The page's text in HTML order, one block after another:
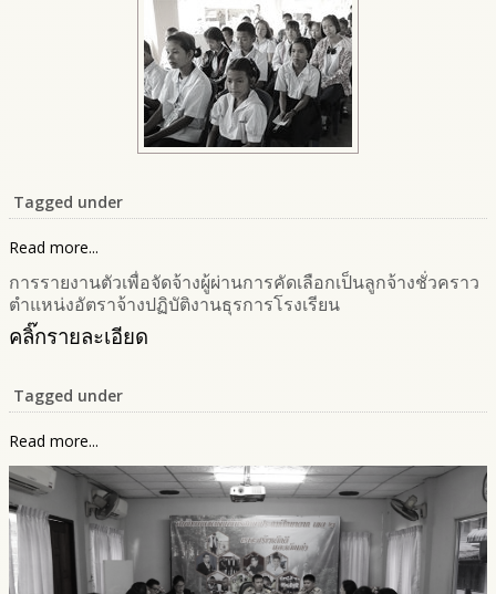
Tagged under
Read more...
การรายงานตัวเพื่อจัดจ้างผู้ผ่านการคัดเลือกเป็นลูกจ้างชั่วคราว
ตำแหน่งอัตราจ้างปฏิบัติงานธุรการโรงเรียน
คลิ๊กรายละเอียด
Tagged under
Read more...